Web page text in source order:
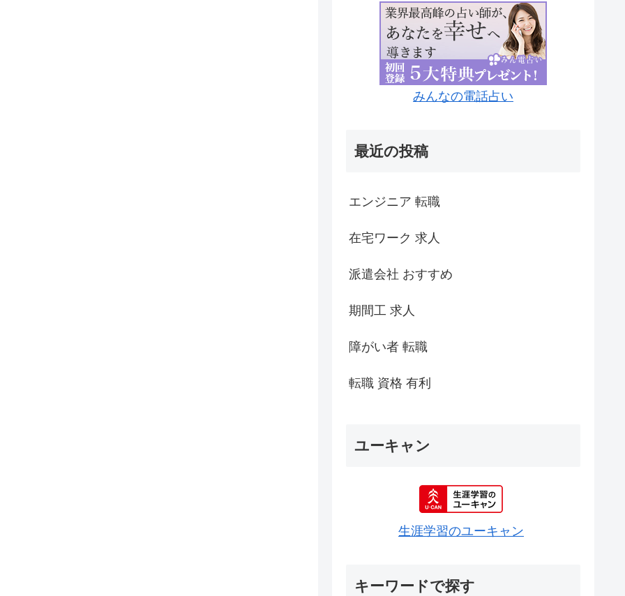
みんなの電話占い
最近の投稿
エンジニア 転職
在宅ワーク 求人
派遣会社 おすすめ
期間工 求人
障がい者 転職
転職 資格 有利
ユーキャン
生涯学習のユーキャン
キーワードで探す